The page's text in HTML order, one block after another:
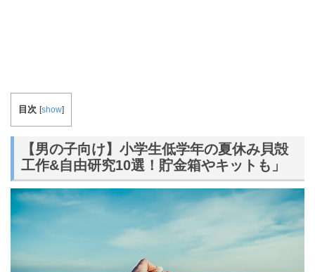
目次 [show]
【男の子向け】小学生低学年の夏休み貝殻
工作&自由研究10選！貯金箱やキットも」